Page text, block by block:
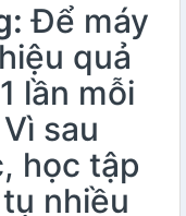
Để máy
quả
lần mỗi
sau
học tập
nhiều